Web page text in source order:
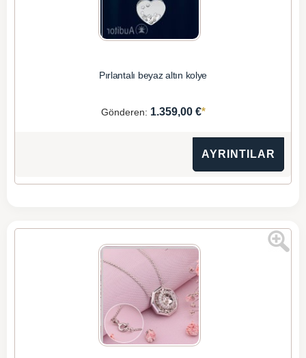
Pırlantalı beyaz altın kolye
Gönderen: 1.359,00 €*
AYRINTILAR